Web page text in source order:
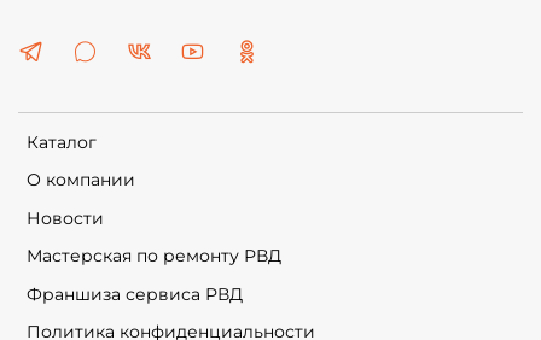
Каталог
О компании
Новости
Мастерская по ремонту РВД
Франшиза сервиса РВД
Политика конфиденциальности